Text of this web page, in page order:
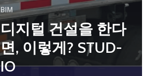
BIM
디지털 건설을 한다
면, 이렇게? STUD-
IO